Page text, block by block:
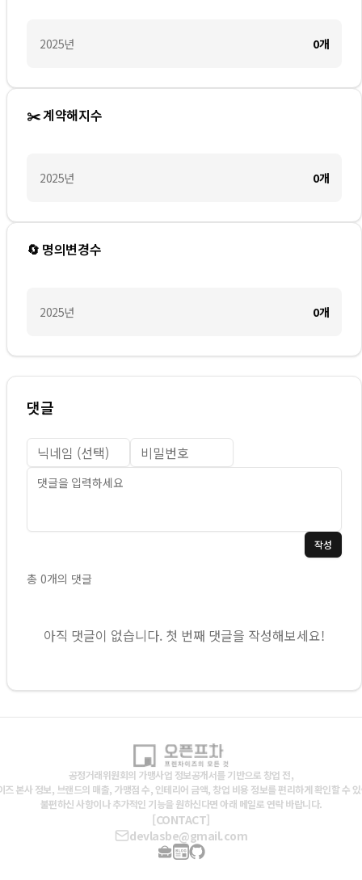
2025년 0개
✂️ 계약해지수
2025년 0개
🔄 명의변경수
2025년 0개
댓글
작성
총 0개의 댓글
아직 댓글이 없습니다. 첫 번째 댓글을 작성해보세요!
공정거래위원회의 가맹사업 정보공개서를 기반으로 창업 전,
즈 본사 정보, 브랜드의 매출, 가맹점 수, 인테리어 금액, 창업 비용 정보를 편리하게 확인할 수
불편하신 사항이나 추가적인 기능을 원하신다면 아래 메일로 연락 바랍니다.
[CONTACT]
devlasbe@gmail.com